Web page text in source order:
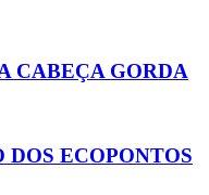
CABEÇA GORDA
ECOPONTOS